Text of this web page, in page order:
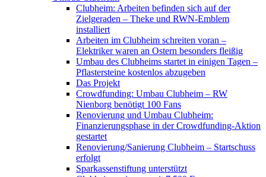
Clubheim: Arbeiten befinden sich auf der
Zielgeraden – Theke und RWN-Emblem
installiert
Arbeiten im Clubheim schreiten voran –
Elektriker waren an Ostern besonders fleißig
Umbau des Clubheims startet in einigen Tagen –
Pflastersteine kostenlos abzugeben
Das Projekt
Crowdfunding: Umbau Clubheim – RW
Nienborg benötigt 100 Fans
Renovierung und Umbau Clubheim:
Finanzierungsphase in der Crowdfunding-Aktion
gestartet
Renovierung/Sanierung Clubheim – Startschuss
erfolgt
Sparkassenstiftung unterstützt